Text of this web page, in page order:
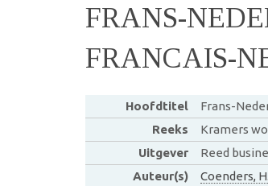
FRANS-
FRANCAIS-
Hoofdtitel
Frans-
Reeks
Kramers
Uitgever
Reed
Auteur(s)
Coenders, H.